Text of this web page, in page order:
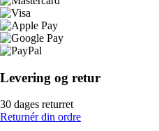
Levering og retur
30 dages returret
Returnér din ordre